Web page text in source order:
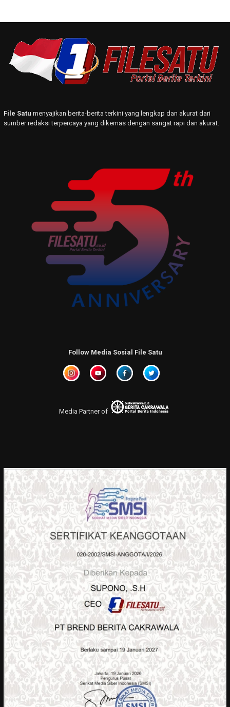
File Satu menyajikan berita-berita terkini yang lengkap dan akurat dari
sumber redaksi terpercaya yang dikemas dengan sangat rapi dan akurat.
Follow Media Sosial File Satu
Media Partner of